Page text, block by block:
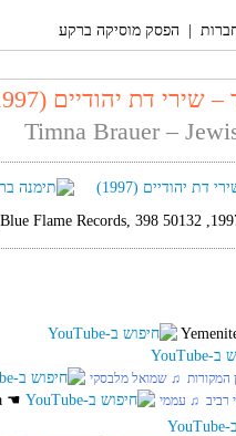
הפסק מוסיקה ברקע
דת יהודיים (1997)
Timna Brauer –
המקורות‏ ♫ שמואל מלבסקי
רביב‏ ♫ עממי ☚